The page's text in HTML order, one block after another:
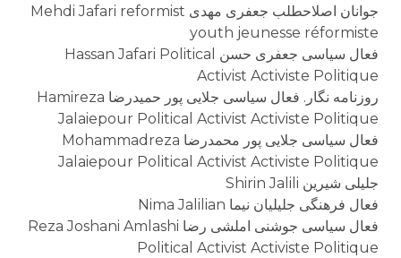
جوانان اصلاحطلب جعفری مهدی Mehdi Jafari reformist
youth jeunesse réformiste
فعال سیاسی جعفری حسن Hassan Jafari Political
Activist Activiste Politique
روزنامه نگار. فعال سیاسی جلایی پور حمیدرضا Hamireza
Jalaiepour Political Activist Activiste Politique
فعال سیاسی جلایی پور محمدرضا Mohammadreza
Jalaiepour Political Activist Activiste Politique
جلیلی شیرین Shirin Jalili
فعال فرهنگی جلیلیان نیما Nima Jalilian
فعال سیاسی جوشنی املشی رضا Reza Joshani Amlashi
Political Activist Activiste Politique